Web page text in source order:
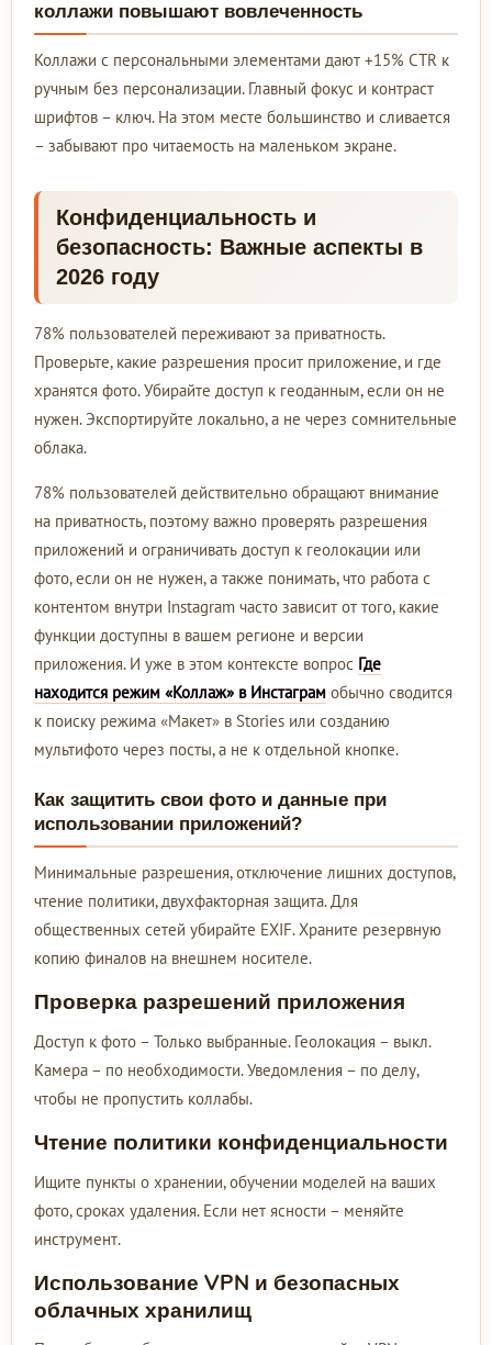
коллажи повышают вовлеченность
Коллажи с персональными элементами дают +15% CTR к
ручным без персонализации. Главный фокус и контраст
шрифтов – ключ. На этом месте большинство и сливается
– забывают про читаемость на маленьком экране.
Конфиденциальность и
безопасность: Важные аспекты в
2026 году
78% пользователей переживают за приватность.
Проверьте, какие разрешения просит приложение, и где
хранятся фото. Убирайте доступ к геоданным, если он не
нужен. Экспортируйте локально, а не через сомнительные
облака.
78% пользователей действительно обращают внимание
на приватность, поэтому важно проверять разрешения
приложений и ограничивать доступ к геолокации или
фото, если он не нужен, а также понимать, что работа с
контентом внутри Instagram часто зависит от того, какие
функции доступны в вашем регионе и версии
приложения. И уже в этом контексте вопрос Где
находится режим «Коллаж» в Инстаграм обычно сводится
к поиску режима «Макет» в Stories или созданию
мультифото через посты, а не к отдельной кнопке.
Как защитить свои фото и данные при
использовании приложений?
Минимальные разрешения, отключение лишних доступов,
чтение политики, двухфакторная защита. Для
общественных сетей убирайте EXIF. Храните резервную
копию финалов на внешнем носителе.
Проверка разрешений приложения
Доступ к фото – Только выбранные. Геолокация – выкл.
Камера – по необходимости. Уведомления – по делу,
чтобы не пропустить коллабы.
Чтение политики конфиденциальности
Ищите пункты о хранении, обучении моделей на ваших
фото, сроках удаления. Если нет ясности – меняйте
инструмент.
Использование VPN и безопасных
облачных хранилищ